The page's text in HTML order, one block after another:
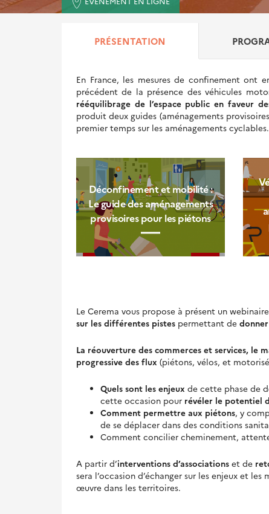
PRÉSENTATION
En France, les mesures de confinement ont
précédent de la présence des véhicules
rééquilibrage de l’espace public en faveur
produit deux guides (aménagements
premier temps sur les aménagements cyclables.
Déconfinement et mobilité :
Le guide des aménagements
provisoires pour les piétons
Le Cerema vous propose à présent un
sur les différentes pistes permettant de
La réouverture des commerces et services, le
progressive des flux (piétons, vélos, et
Quels sont les enjeux de cette phase de
cette occasion pour révéler le potentiel
Comment permettre aux piétons, y
de se déplacer dans des conditions
Comment concilier cheminement,
A partir d’interventions d’associations et de
sera l’occasion d’échanger sur les enjeux et les
œuvre dans les territoires.